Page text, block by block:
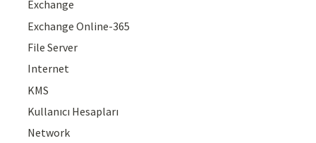
Exchange
Exchange Online-365
File Server
Internet
KMS
Kullanıcı Hesapları
Network